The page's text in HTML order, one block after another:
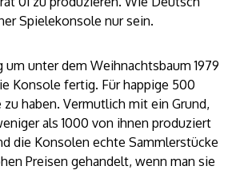
Spielekonsole nur sein.
um unter dem Weihnachtsbaum 1979
Konsole fertig. Für happige 500
zu haben. Vermutlich mit ein Grund,
als 1000 von ihnen produziert
die Konsolen echte Sammlerstücke
Preisen gehandelt, wenn man sie